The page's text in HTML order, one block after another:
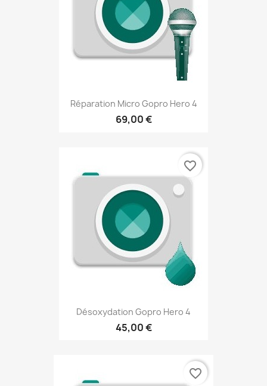
Réparation Micro Gopro Hero 4
69,00 €
Désoxydation Gopro Hero 4
45,00 €
favorite_border
favorite_border